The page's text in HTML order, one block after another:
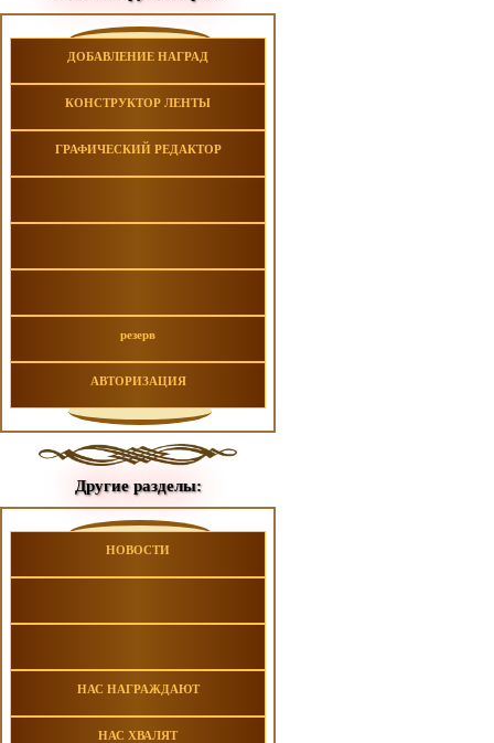
ДОБАВЛЕНИЕ НАГРАД
КОНСТРУКТОР ЛЕНТЫ
ГРАФИЧЕСКИЙ РЕДАКТОР
резерв
АВТОРИЗАЦИЯ
Другие разделы:
НОВОСТИ
НАС НАГРАЖДАЮТ
НАС ХВАЛЯТ